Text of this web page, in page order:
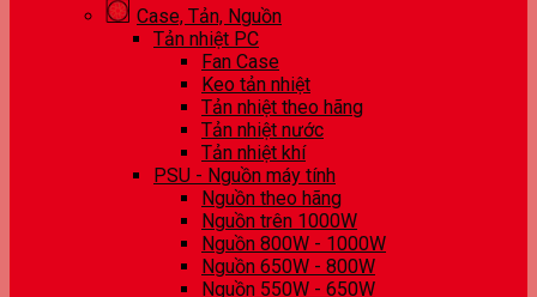
Case, Tản, Nguồn
Tản nhiệt PC
Fan Case
Keo tản nhiệt
Tản nhiệt theo hãng
Tản nhiệt nước
Tản nhiệt khí
PSU - Nguồn máy tính
Nguồn theo hãng
Nguồn trên 1000W
Nguồn 800W - 1000W
Nguồn 650W - 800W
Nguồn 550W - 650W